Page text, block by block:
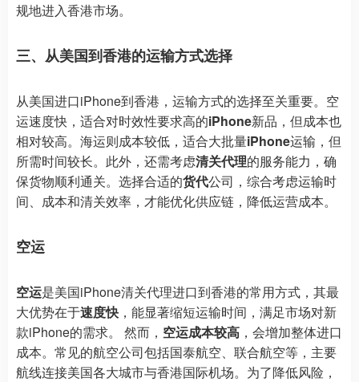
规地进入香港市场。
三、从美国到香港的运输方式选择
从美国进口iPhone到香港，运输方式的选择至关重要。空
运速度快，适合对时效性要求高的iPhone新品，但成本也
相对较高。海运则成本较低，适合大批量iPhone运输，但
所需时间较长。此外，还需考虑清关代理的服务能力，确
保货物顺利通关。选择合适的货代公司，综合考虑运输时
间、成本和清关效率，才能优化供应链，降低运营成本。
空运
空运是美国iPhone清关代理进口到香港的常用方式，其最
大优势在于速度快 ，能显著缩短运输时间，满足市场对新
款iPhone的需求。 然而， 空运成本较高 ，会增加整体进口
成本。常见的航空公司包括国泰航空、联合航空等，主要
航线连接美国各大城市与香港国际机场。为了降低风险，